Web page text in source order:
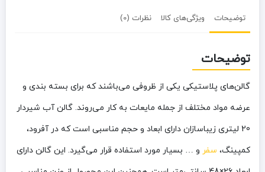
توضیحات ویژگی‌های کالا نظرات (0)
توضیحات
گالن‌های پلاستیکی یکی از ظروفی می‌باشند که برای بسته بندی و
عرضه مواد مختلف از جمله مایعات به کار می‌روند. گالن آب شیردار
20 لیتری زیباسازان دارای ابعاد و حجم مناسبی است که در آفرود،
کمپینگ، سفر و … بسیار مورد استفاده قرار می‌گیرد. این گالن دارای